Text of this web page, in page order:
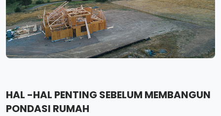
HAL -HAL PENTING SEBELUM MEMBANGUN
PONDASI RUMAH